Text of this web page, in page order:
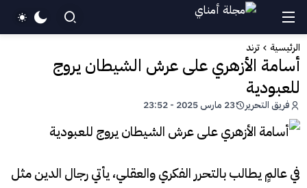
الرئيسية ترند
أسامة الأزهري على عرش الشيطان يروج
للعبودية
فريق التحرير 23 مارس 2025 - 23:52
في عالمٍ يطالب بالتحرر الفكري والعقلي، يأتي رجال الدين مثل